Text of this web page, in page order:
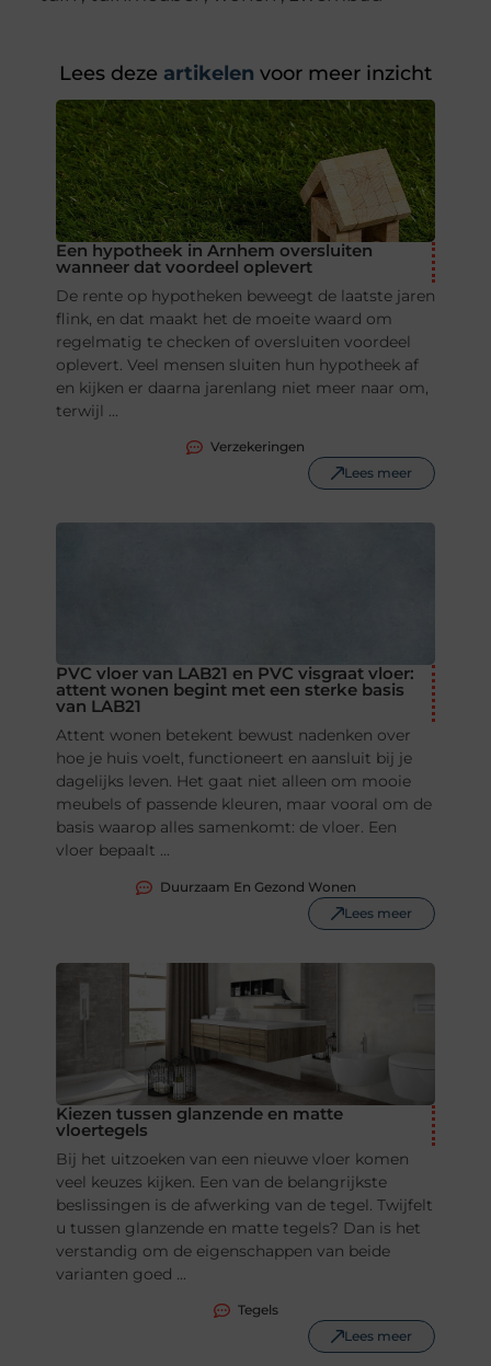
Lees deze artikelen voor meer inzicht
Een hypotheek in Arnhem oversluiten
wanneer dat voordeel oplevert
De rente op hypotheken beweegt de laatste jaren
flink, en dat maakt het de moeite waard om
regelmatig te checken of oversluiten voordeel
oplevert. Veel mensen sluiten hun hypotheek af
en kijken er daarna jarenlang niet meer naar om,
terwijl ...
Verzekeringen
Lees meer
PVC vloer van LAB21 en PVC visgraat vloer:
attent wonen begint met een sterke basis
van LAB21
Attent wonen betekent bewust nadenken over
hoe je huis voelt, functioneert en aansluit bij je
dagelijks leven. Het gaat niet alleen om mooie
meubels of passende kleuren, maar vooral om de
basis waarop alles samenkomt: de vloer. Een
vloer bepaalt ...
Duurzaam En Gezond Wonen
Lees meer
Kiezen tussen glanzende en matte
vloertegels
Bij het uitzoeken van een nieuwe vloer komen
veel keuzes kijken. Een van de belangrijkste
beslissingen is de afwerking van de tegel. Twijfelt
u tussen glanzende en matte tegels? Dan is het
verstandig om de eigenschappen van beide
varianten goed ...
Tegels
Lees meer